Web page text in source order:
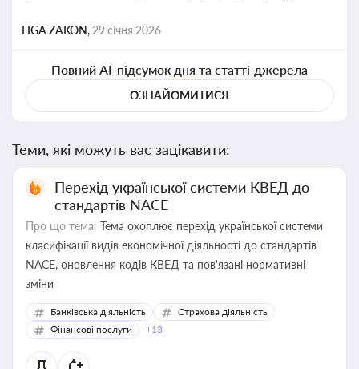
LIGA ZAKON, 29 січня 2026
Повний AI-підсумок дня та статті-джерела
ОЗНАЙОМИТИСЯ
Теми, які можуть вас зацікавити:
Перехід української системи КВЕД до
стандартів NACE
Про що тема: Тема охоплює перехід української системи
класифікації видів економічної діяльності до стандартів
NACE, оновлення кодів КВЕД та пов'язані нормативні
зміни
Банківська діяльність
Страхова діяльність
Фінансові послуги
+13